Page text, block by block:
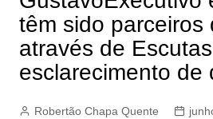
têm sido parceiros
através de
esclarecimento de
Robertão Chapa Quente